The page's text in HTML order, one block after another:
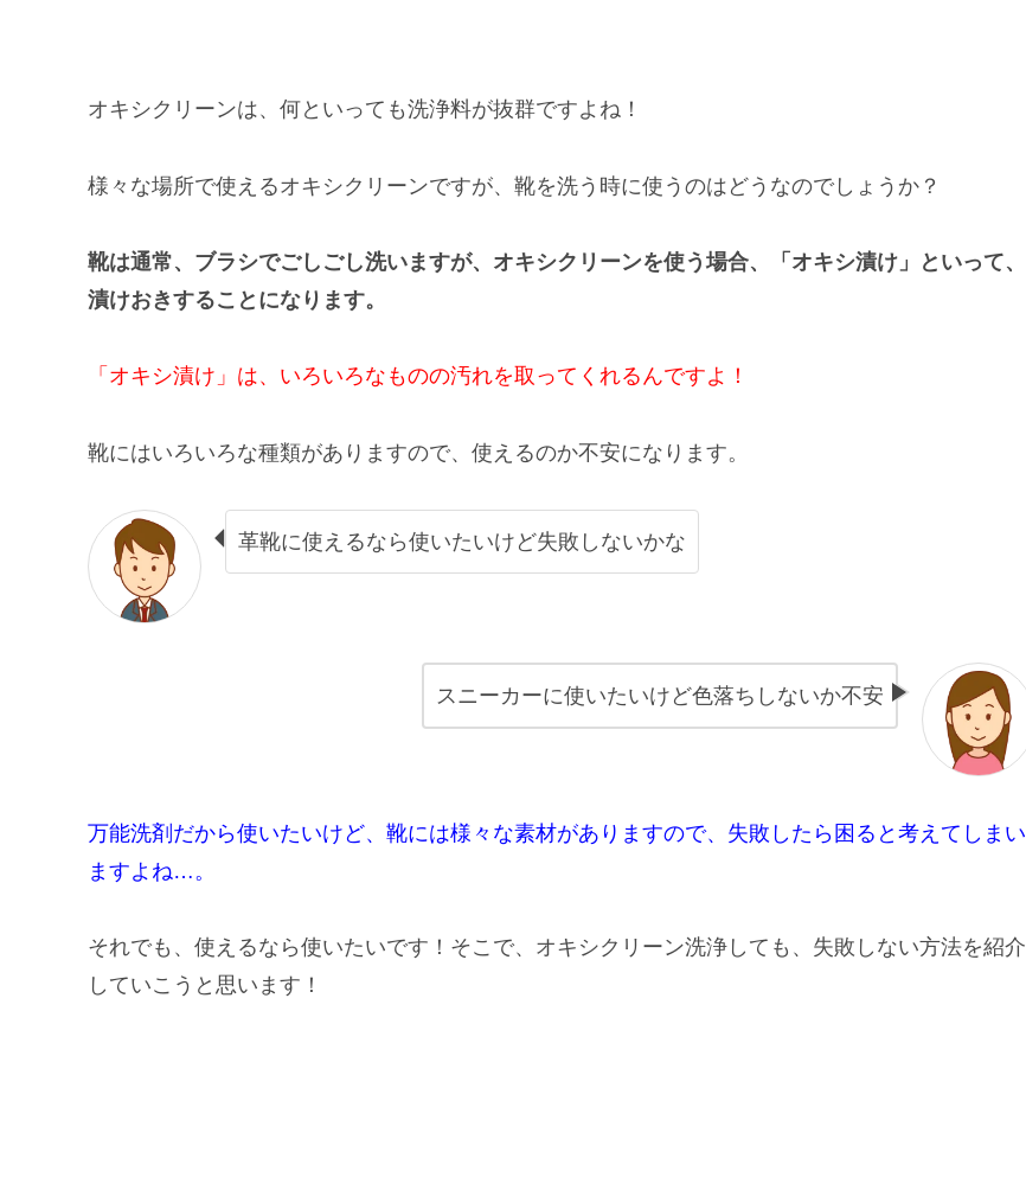
オキシクリーンは、何といっても洗浄料が抜群ですよね！
様々な場所で使えるオキシクリーンですが、靴を洗う時に使うのはどうなのでしょうか？
靴は通常、ブラシでごしごし洗いますが、オキシクリーンを使う場合、「オキシ漬け」といって、
漬けおきすることになります。
「オキシ漬け」は、いろいろなものの汚れを取ってくれるんですよ！
靴にはいろいろな種類がありますので、使えるのか不安になります。
革靴に使えるなら使いたいけど失敗しないかな
スニーカーに使いたいけど色落ちしないか不安
万能洗剤だから使いたいけど、靴には様々な素材がありますので、失敗したら困ると考えてしまい
ますよね…。
それでも、使えるなら使いたいです！そこで、オキシクリーン洗浄しても、失敗しない方法を紹介
していこうと思います！